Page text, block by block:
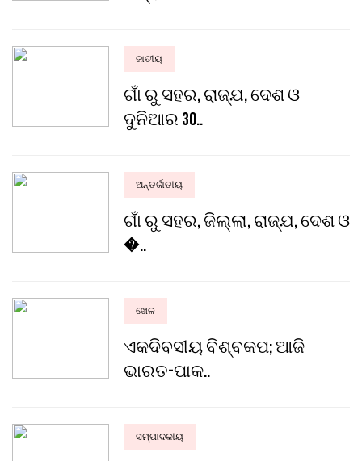
ଜାତୀୟ
ଗାଁ ରୁ ସହର, ରାଜ୍ଯ, ଦେଶ ଓ
ଦୁନିଆର 30..
ଅନ୍ତର୍ଜାତୀୟ
ଗାଁ ରୁ ସହର, ଜିଲ୍ଲା, ରାଜ୍ଯ, ଦେଶ ଓ
�..
ଖେଳ
ଏକଦିବସୀୟ ବିଶ୍ବକପ; ଆଜି
ଭାରତ-ପାକ..
ସମ୍ପାଦକୀୟ